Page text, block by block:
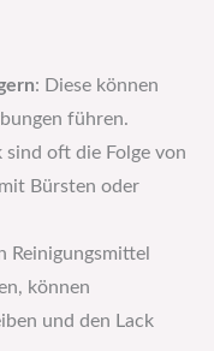
: Diese können
führen.
sind oft die Folge von
Bürsten oder
Reinigungsmittel
können
und den Lack